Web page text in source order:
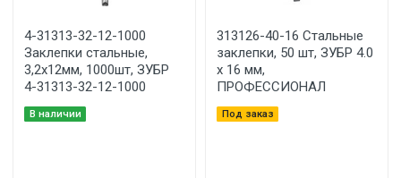
4-31313-32-12-1000
Заклепки стальные,
3,2x12мм, 1000шт, ЗУБР
4-31313-32-12-1000
В наличии
313126-40-16 Стальные
заклепки, 50 шт, ЗУБР 4.0
х 16 мм,
ПРОФЕССИОНАЛ
Под заказ